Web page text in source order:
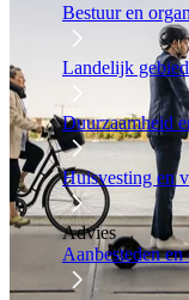
Bestuur en
Landelijk gebied
Duurzaamheid
Huisvesting en
Advies
Aanbesteden en